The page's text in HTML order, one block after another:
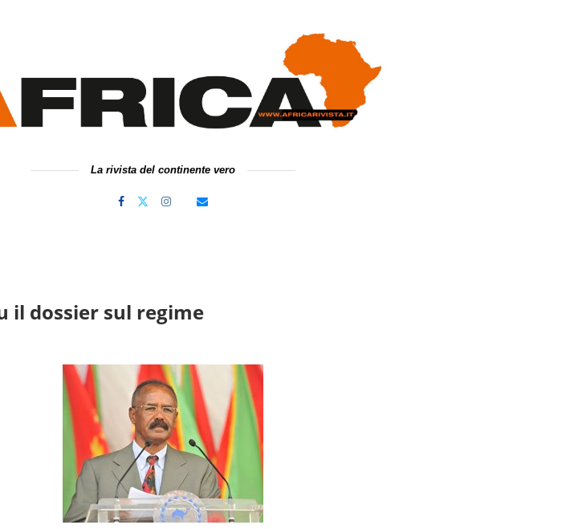
La rivista del continente vero
il dossier sul regime